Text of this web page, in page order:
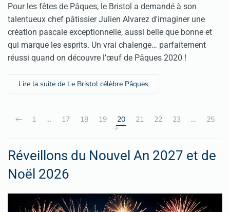
Pour les fêtes de Pâques, le Bristol a demandé à son
talentueux chef pâtissier Julien Alvarez d'imaginer une
création pascale exceptionnelle, aussi belle que bonne et
qui marque les esprits. Un vrai chalenge… parfaitement
réussi quand on découvre l’œuf de Pâques 2020 !
Lire la suite de Le Bristol célèbre Pâques
1 … 17 18 19 20 21 22 23 … 25
Réveillons du Nouvel An 2027 et de
Noël 2026